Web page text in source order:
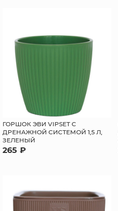
ГОРШОК ЭВИ VIPSET С
ДРЕНАЖНОЙ СИСТЕМОЙ 1,5 Л,
ЗЕЛЕНЫЙ
265 ₽